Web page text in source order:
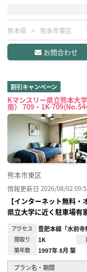
熊本県 熊本市東区
お問合わせ
割引キャンペーン
Kマンスリー県立熊本大
南） 709・1K-
熊本市東区
情報更新日 2026/08/02
【インターネット無料
県立大学に近く駐車場有
アクセス 豊肥本線「水前寺
間取り 1K
築年数 1997年 8月 築
プラン名・期間